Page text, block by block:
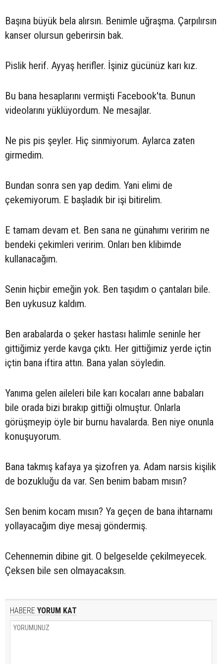
Başına büyük bela alırsın. Benimle uğraşma. Çarpılırsın
kanser olursun geberirsin bak.
Pislik herif. Ayyaş herifler. İşiniz gücünüz karı kız.
Bu bana hesaplarını vermişti Facebook'ta. Bunun
videolarını yüklüyordum. Ne mesajlar.
Ne pis pis şeyler. Hiç sinmiyorum. Aylarca zaten
girmedim.
Bundan sonra sen yap dedim. Yani elimi de
çekemiyorum. E başladık bir işi bitirelim.
E tamam devam et. Ben sana ne günahımı veririm ne
bendeki çekimleri veririm. Onları ben klibimde
kullanacağım.
Senin hiçbir emeğin yok. Ben taşıdım o çantaları bile.
Ben uykusuz kaldım.
Ben arabalarda o şeker hastası halimle seninle her
gittiğimiz yerde kavga çıktı. Her gittiğimiz yerde içtin
içtin bana iftira attın. Bana yalan söyledin.
Yanıma gelen aileleri bile karı kocaları anne babaları
bile orada bizi bırakıp gittiği olmuştur. Onlarla
görüşmeyip öyle bir burnu havalarda. Ben niye onunla
konuşuyorum.
Bana takmış kafaya ya şizofren ya. Adam narsis kişilik
de bozukluğu da var. Sen benim babam mısın?
Sen benim kocam mısın? Ya geçen de bana ihtarnamı
yollayacağım diye mesaj göndermiş.
Cehennemin dibine git. O belgeselde çekilmeyecek.
Çeksen bile sen olmayacaksın.
HABERE YORUM KAT